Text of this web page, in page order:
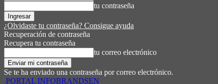
tu contraseña
¿Olvidaste tu contraseña? Consigue ayuda
Recuperación de contraseña
Recupera tu contraseña
tu correo electrónico
Se te ha enviado una contraseña por correo electrónico.
PORTAL INFOBRANDSEN